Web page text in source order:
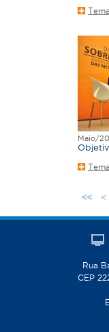
Maio/
á
<< <
Rua
CEP